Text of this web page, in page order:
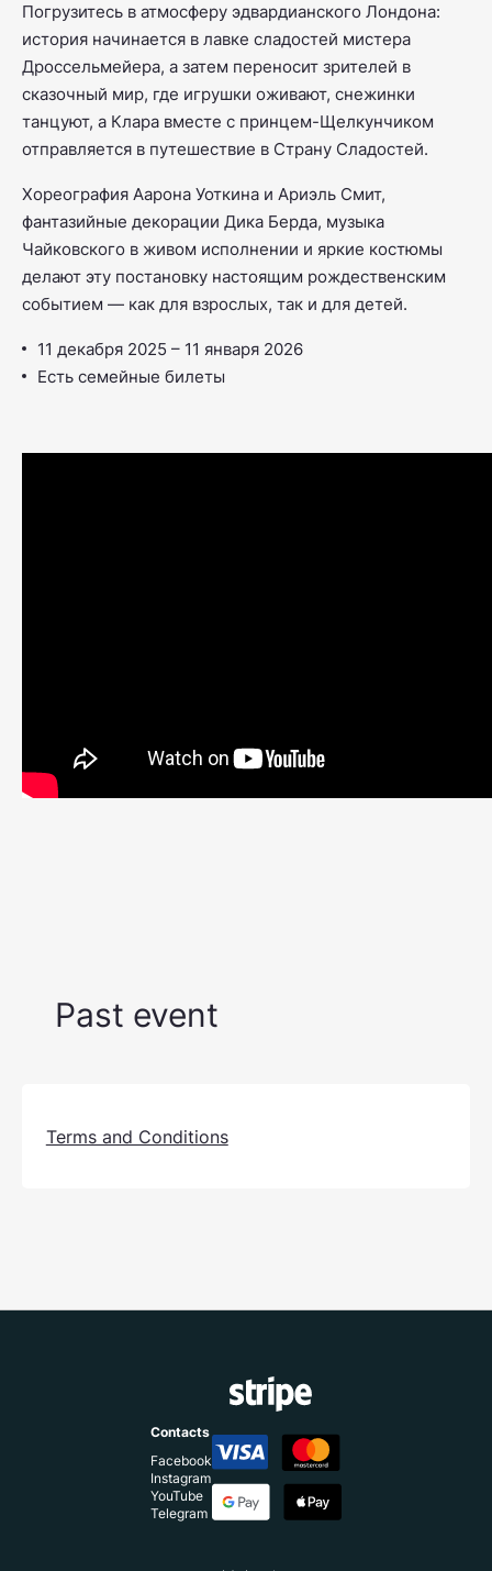
Погрузитесь в атмосферу эдвардианского Лондона:
история начинается в лавке сладостей мистера
Дроссельмейера, а затем переносит зрителей в
сказочный мир, где игрушки оживают, снежинки
танцуют, а Клара вместе с принцем-Щелкунчиком
отправляется в путешествие в Страну Сладостей.
Хореография Аарона Уоткина и Ариэль Смит,
фантазийные декорации Дика Берда, музыка
Чайковского в живом исполнении и яркие костюмы
делают эту постановку настоящим рождественским
событием — как для взрослых, так и для детей.
11 декабря 2025 – 11 января 2026
Есть семейные билеты
Past event
Terms and Conditions
Contacts
Facebook
Instagram
YouTube
Telegram